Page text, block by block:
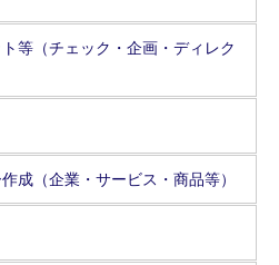
等（チェック・企画・ディレク
成（企業・サービス・商品等）